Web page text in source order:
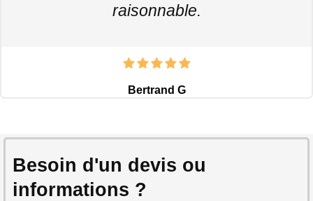
raisonnable.
Bertrand G
Besoin d'un devis ou
informations ?